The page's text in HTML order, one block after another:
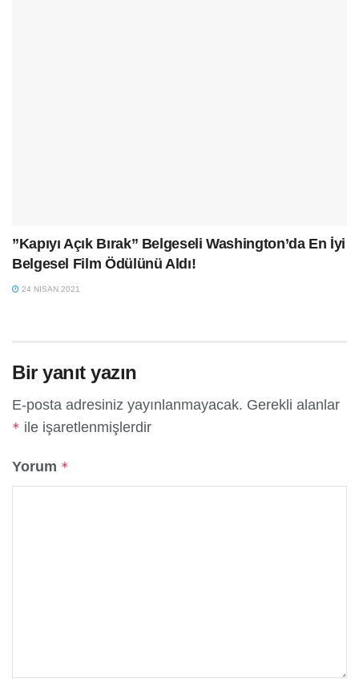
”Kapıyı Açık Bırak” Belgeseli Washington’da En İyi
Belgesel Film Ödülünü Aldı!
24 NISAN 2021
Bir yanıt yazın
E-posta adresiniz yayınlanmayacak. Gerekli alanlar
* ile işaretlenmişlerdir
Yorum *